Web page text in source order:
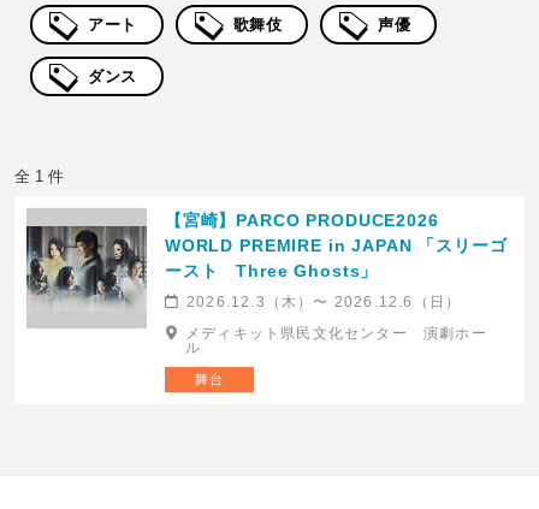
アート 歌舞伎 声優
ダンス
全 1 件
【宮崎】PARCO PRODUCE2026
WORLD PREMIRE in JAPAN 「スリーゴ
ースト Three Ghosts」
2026.12.3（木）〜 2026.12.6（日）
メディキット県民文化センター 演劇ホー
ル
舞台